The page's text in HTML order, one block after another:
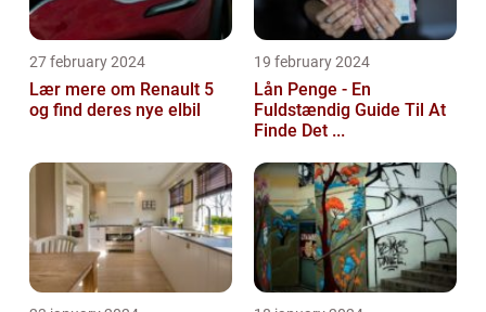
27 february 2024
Lær mere om Renault 5
og find deres nye elbil
19 february 2024
Lån Penge - En
Fuldstændig Guide Til At
Finde Det ...